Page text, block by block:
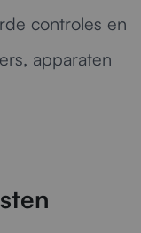
controles en
apparaten